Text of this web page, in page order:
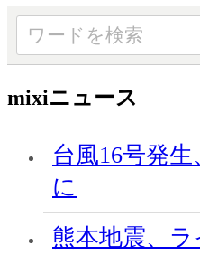
mixiニュース
台風16号発
に
熊本地震、